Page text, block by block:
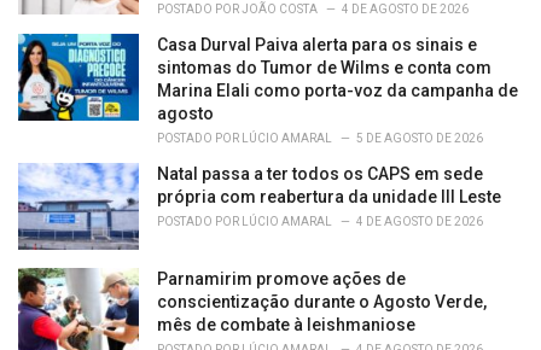
POSTADO PORJOÃO COSTA 4 DE AGOSTO DE 2026
Casa Durval Paiva alerta para os sinais e
sintomas do Tumor de Wilms e conta com
Marina Elali como porta-voz da campanha de
agosto
POSTADO POR LÚCIO AMARAL 5 DE AGOSTO DE 2026
Natal passa a ter todos os CAPS em sede
própria com reabertura da unidade III Leste
POSTADO POR LÚCIO AMARAL 4 DE AGOSTO DE 2026
Parnamirim promove ações de
conscientização durante o Agosto Verde,
mês de combate à leishmaniose